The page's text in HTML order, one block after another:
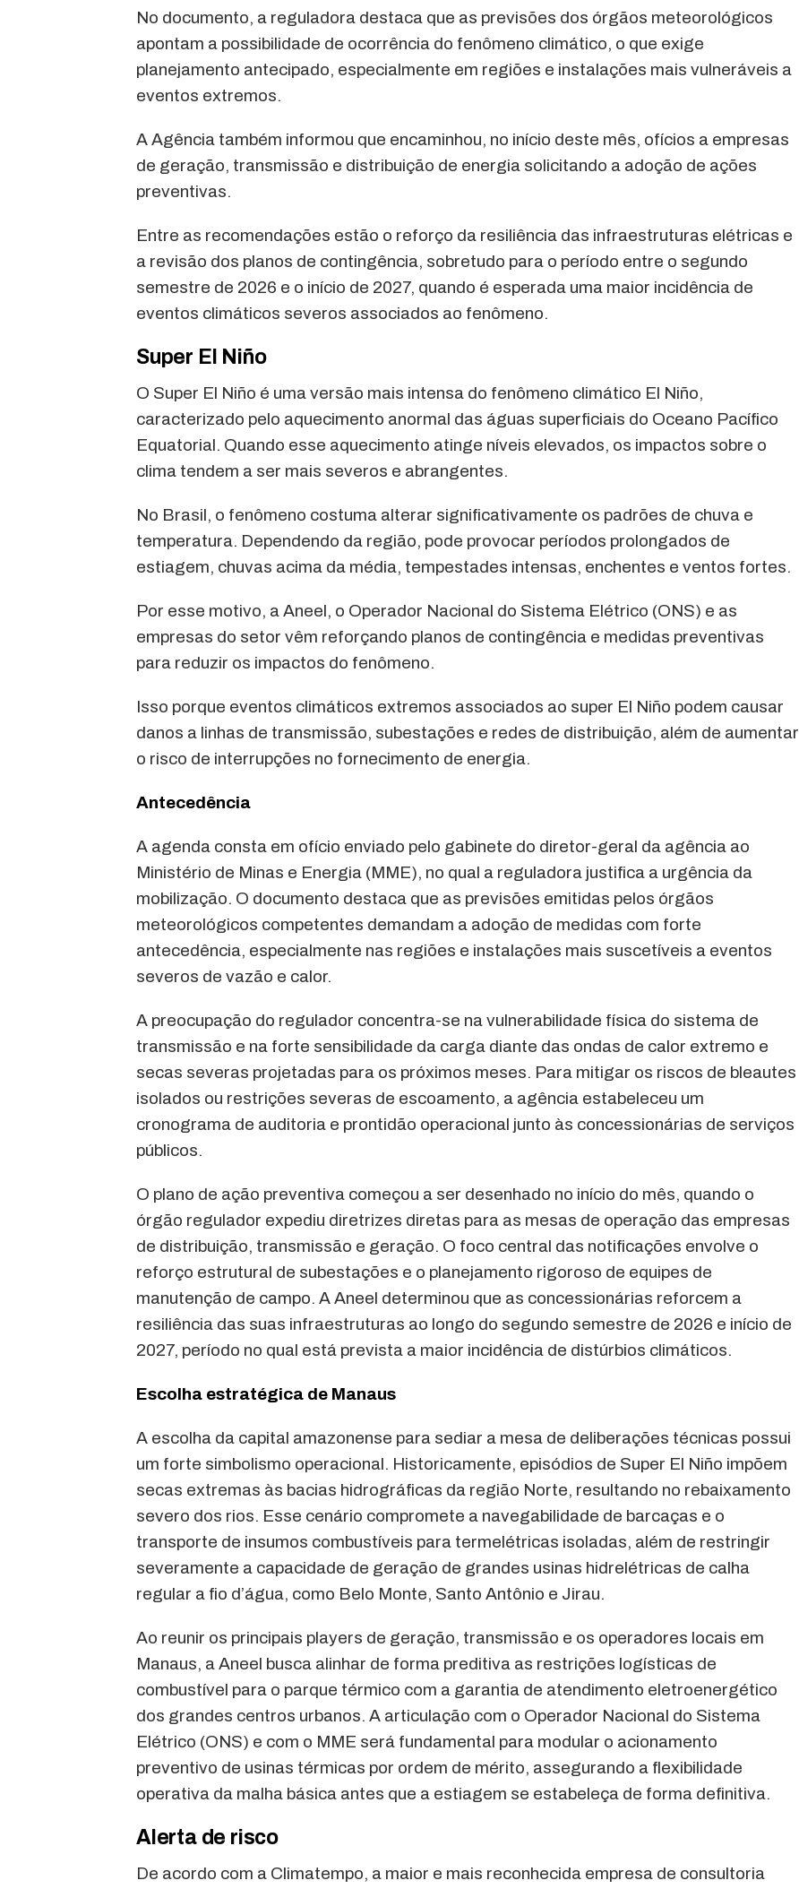
No documento, a reguladora destaca que as previsões dos órgãos meteorológicos
apontam a possibilidade de ocorrência do fenômeno climático, o que exige
planejamento antecipado, especialmente em regiões e instalações mais vulneráveis a
eventos extremos.
A Agência também informou que encaminhou, no início deste mês, ofícios a empresas
de geração, transmissão e distribuição de energia solicitando a adoção de ações
preventivas.
Entre as recomendações estão o reforço da resiliência das infraestruturas elétricas e
a revisão dos planos de contingência, sobretudo para o período entre o segundo
semestre de 2026 e o início de 2027, quando é esperada uma maior incidência de
eventos climáticos severos associados ao fenômeno.
Super El Niño
O Super El Niño é uma versão mais intensa do fenômeno climático El Niño,
caracterizado pelo aquecimento anormal das águas superficiais do Oceano Pacífico
Equatorial. Quando esse aquecimento atinge níveis elevados, os impactos sobre o
clima tendem a ser mais severos e abrangentes.
No Brasil, o fenômeno costuma alterar significativamente os padrões de chuva e
temperatura. Dependendo da região, pode provocar períodos prolongados de
estiagem, chuvas acima da média, tempestades intensas, enchentes e ventos fortes.
Por esse motivo, a Aneel, o Operador Nacional do Sistema Elétrico (ONS) e as
empresas do setor vêm reforçando planos de contingência e medidas preventivas
para reduzir os impactos do fenômeno.
Isso porque eventos climáticos extremos associados ao super El Niño podem causar
danos a linhas de transmissão, subestações e redes de distribuição, além de aumentar
o risco de interrupções no fornecimento de energia.
Antecedência
A agenda consta em ofício enviado pelo gabinete do diretor-geral da agência ao
Ministério de Minas e Energia (MME), no qual a reguladora justifica a urgência da
mobilização. O documento destaca que as previsões emitidas pelos órgãos
meteorológicos competentes demandam a adoção de medidas com forte
antecedência, especialmente nas regiões e instalações mais suscetíveis a eventos
severos de vazão e calor.
A preocupação do regulador concentra-se na vulnerabilidade física do sistema de
transmissão e na forte sensibilidade da carga diante das ondas de calor extremo e
secas severas projetadas para os próximos meses. Para mitigar os riscos de bleautes
isolados ou restrições severas de escoamento, a agência estabeleceu um
cronograma de auditoria e prontidão operacional junto às concessionárias de serviços
públicos.
O plano de ação preventiva começou a ser desenhado no início do mês, quando o
órgão regulador expediu diretrizes diretas para as mesas de operação das empresas
de distribuição, transmissão e geração. O foco central das notificações envolve o
reforço estrutural de subestações e o planejamento rigoroso de equipes de
manutenção de campo. A Aneel determinou que as concessionárias reforcem a
resiliência das suas infraestruturas ao longo do segundo semestre de 2026 e início de
2027, período no qual está prevista a maior incidência de distúrbios climáticos.
Escolha estratégica de Manaus
A escolha da capital amazonense para sediar a mesa de deliberações técnicas possui
um forte simbolismo operacional. Historicamente, episódios de Super El Niño impõem
secas extremas às bacias hidrográficas da região Norte, resultando no rebaixamento
severo dos rios. Esse cenário compromete a navegabilidade de barcaças e o
transporte de insumos combustíveis para termelétricas isoladas, além de restringir
severamente a capacidade de geração de grandes usinas hidrelétricas de calha
regular a fio d’água, como Belo Monte, Santo Antônio e Jirau.
Ao reunir os principais players de geração, transmissão e os operadores locais em
Manaus, a Aneel busca alinhar de forma preditiva as restrições logísticas de
combustível para o parque térmico com a garantia de atendimento eletroenergético
dos grandes centros urbanos. A articulação com o Operador Nacional do Sistema
Elétrico (ONS) e com o MME será fundamental para modular o acionamento
preventivo de usinas térmicas por ordem de mérito, assegurando a flexibilidade
operativa da malha básica antes que a estiagem se estabeleça de forma definitiva.
Alerta de risco
De acordo com a Climatempo, a maior e mais reconhecida empresa de consultoria